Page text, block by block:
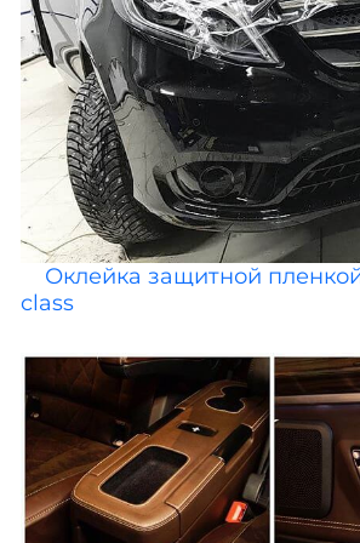
Оклейка защитной
class